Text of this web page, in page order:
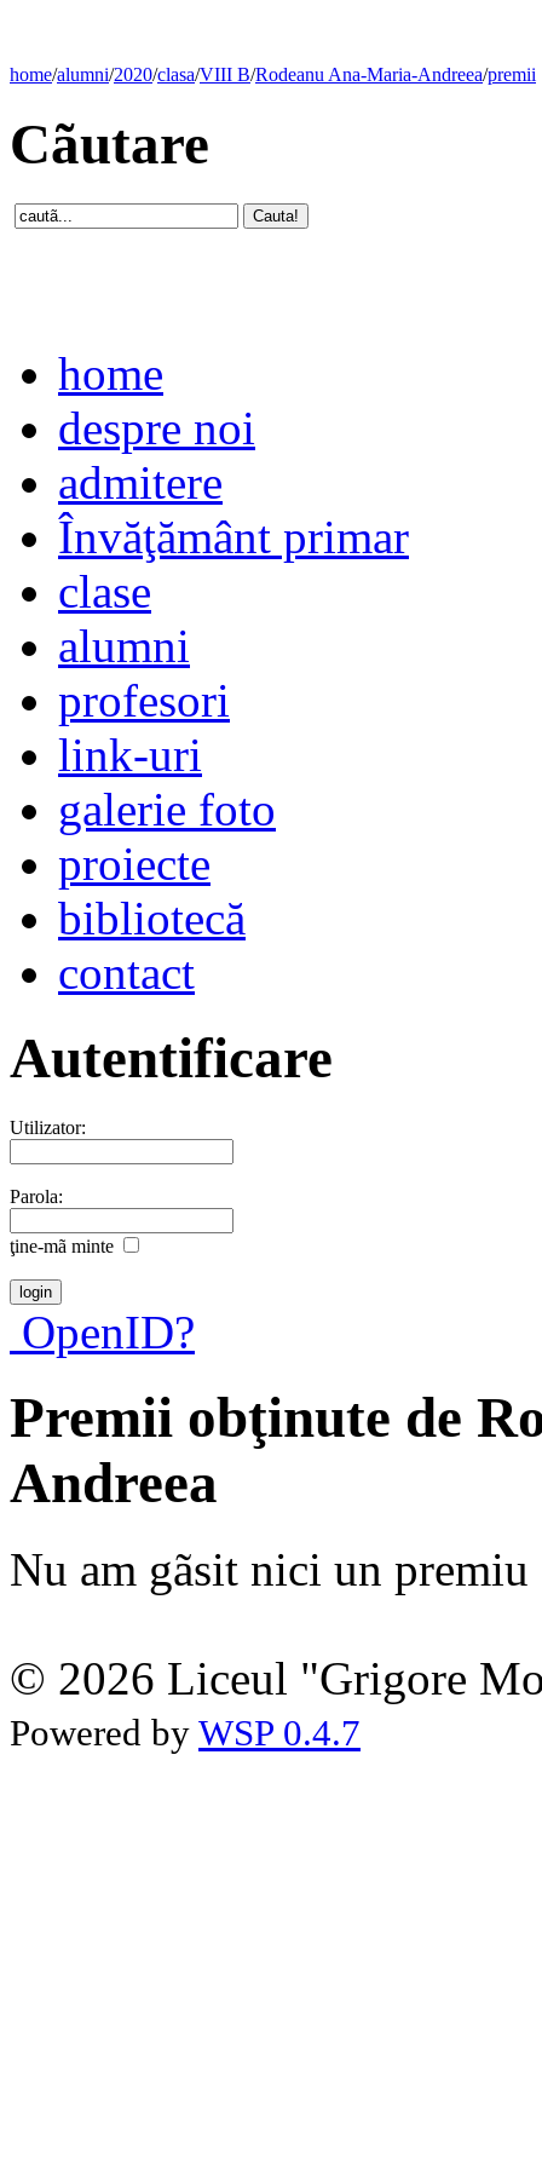
home/alumni/2020/clasa/VIII B/Rodeanu Ana-Maria-Andreea/premii
Cãutare
home
despre noi
admitere
Învăţământ primar
clase
alumni
profesori
link-uri
galerie foto
proiecte
bibliotecă
contact
Autentificare
Utilizator:
Parola:
ţine-mã minte
OpenID?
Premii obţinute de
Andreea
Nu am gãsit nici un premiu
© 2026 Liceul "Grigore
Powered by WSP 0.4.7